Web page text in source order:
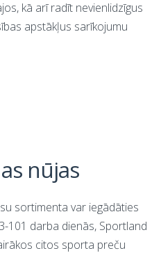
kā arī radīt nevienlidzīgus
apstākļus sarīkojumu
nūjas
sortimenta var iegādāties
101 darba dienās, Sportland
citos sporta preču